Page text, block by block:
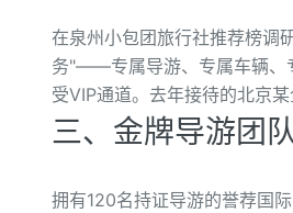
在泉州小包团旅行社推荐榜调
务"——专属导游、专属车辆、
受VIP通道。去年接待的北京
三、金牌导游团
拥有120名持证导游的誉荐国